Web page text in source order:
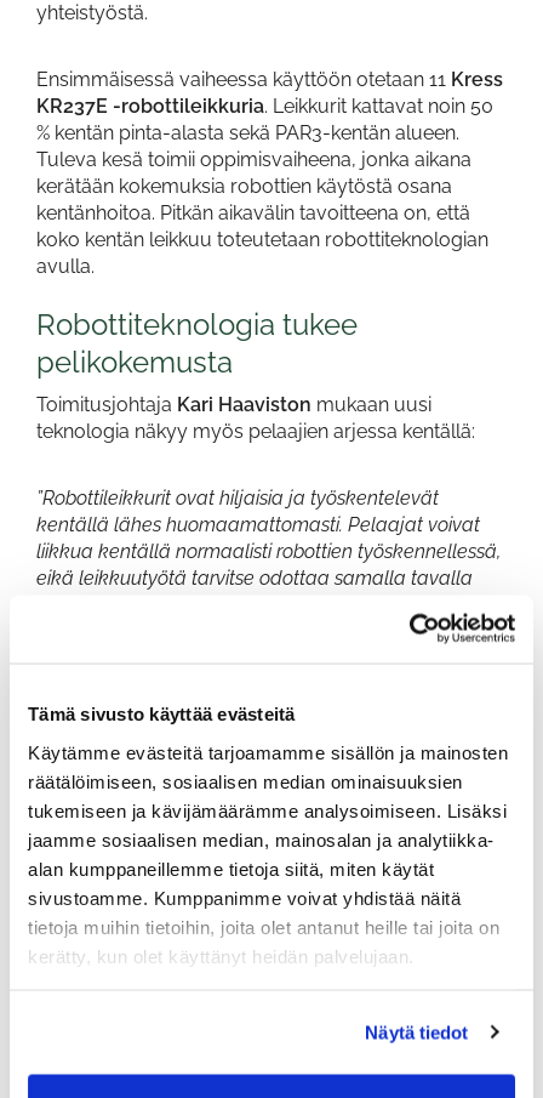
Tämä sivusto käyttää evästeitä
Käytämme evästeitä tarjoamamme sisällön ja mainosten
räätälöimiseen, sosiaalisen median ominaisuuksien
tukemiseen ja kävijämäärämme analysoimiseen. Lisäksi
jaamme sosiaalisen median, mainosalan ja analytiikka-
alan kumppaneillemme tietoja siitä, miten käytät
sivustoamme. Kumppanimme voivat yhdistää näitä
tietoja muihin tietoihin, joita olet antanut heille tai joita on
kerätty, kun olet käyttänyt heidän palvelujaan.
Näytä tiedot
yhteistyöstä.
Ensimmäisessä vaiheessa käyttöön otetaan 11 Kress
KR237E -robottileikkuria. Leikkurit kattavat noin 50
% kentän pinta-alasta sekä PAR3-kentän alueen.
Tuleva kesä toimii oppimisvaiheena, jonka aikana
kerätään kokemuksia robottien käytöstä osana
kentänhoitoa. Pitkän aikavälin tavoitteena on, että
koko kentän leikkuu toteutetaan robottiteknologian
avulla.
Robottiteknologia tukee
pelikokemusta
Toimitusjohtaja Kari Haaviston mukaan uusi
teknologia näkyy myös pelaajien arjessa kentällä:
”Robottileikkurit ovat hiljaisia ja työskentelevät
kentällä lähes huomaamattomasti. Pelaajat voivat
liikkua kentällä normaalisti robottien työskennellessä,
eikä leikkuutyötä tarvitse odottaa samalla tavalla
pelaamisessa erityisesti aamuisin. Voimme vapauttaa
Robottien odotetaan tuovan säästöjä henkilöstö-,
polttoaine- ja huoltokuluissa sekä pidemmällä
aikavälillä myös koneinvestoinneissa. Tutkimusten
mukaan sähköiset leikkurit kuluttavat selvästi
vähemmän energiaa ja niiden CO₂-päästöt ovat
moninkertaisesti pienemmät kuin
polttomoottorikäyttöisillä leikkureilla.
Robotiikka muuttaa tapaa hoitaa
mukaan robottileikkurit
muuttavat ennen kaikkea tapaa, jolla kenttää